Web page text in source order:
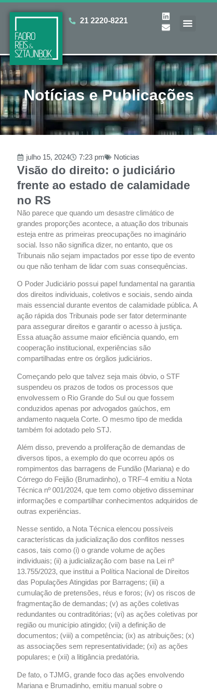
21 2220-8221
Notícias e Publicações
julho 15, 2024 7:23 pm Noticias
Visão do direito: o judiciário
frente ao estado de calamidade
no RS
Não parece que quando um desastre climático de
grandes proporções acontece, a atuação dos tribunais
esteja entre as primeiras preocupações no imaginário
social. Isso não significa dizer, no entanto, que os
Tribunais não sejam impactados por esse tipo de evento
ou que não tenham de lidar com suas consequências.
O Poder Judiciário possui papel fundamental na garantia
dos direitos individuais, coletivos e sociais, sendo ainda
mais essencial durante eventos de calamidade pública. A
ação rápida dos Tribunais pode ser fator determinante
para assegurar direitos e garantir o acesso à justiça.
Essa atuação assume maior eficiência quando, em
cooperação institucional, experiências são
compartilhadas entre os órgãos judiciários.
Começando pelo que talvez seja mais óbvio, o STF
suspendeu os prazos de todos os processos que
envolvessem o Rio Grande do Sul ou que fossem
conduzidos apenas por advogados gaúchos, em
andamento naquela Corte. O mesmo tipo de medida
também foi adotado pelo STJ.
Além disso, prevendo a proliferação de demandas de
diversos tipos, a exemplo do que ocorreu após os
rompimentos das barragens de Fundão (Mariana) e do
Córrego do Feijão (Brumadinho), o TRF-4 emitiu a Nota
Técnica nº 001/2024, que tem como objetivo disseminar
informações e compartilhar conhecimentos adquiridos de
outras experiências.
Nesse sentido, a Nota Técnica elencou possíveis
características da judicialização dos conflitos nesses
casos, tais como (i) o grande volume de ações
individuais; (ii) a judicialização com base na Lei nº
13.755/2023, que institui a Política Nacional de Direitos
das Populações Atingidas por Barragens; (iii) a
cumulação de pretensões, réus e foros; (iv) os riscos de
fragmentação de demandas; (v) as ações coletivas
redundantes ou contraditórias; (vi) as ações coletivas por
região ou município atingido; (vii) a definição de
documentos; (viii) a competência; (ix) as atribuições; (x)
as associações sem representatividade; (xi) as ações
populares; e (xii) a litigância predatória.
De fato, o TJMG, grande foco das ações envolvendo
Mariana e Brumadinho, emitiu manual sobre o